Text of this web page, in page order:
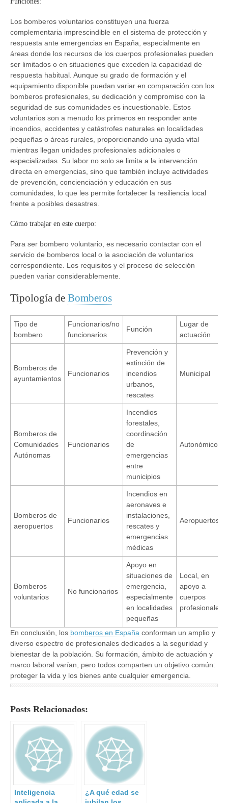
Los bomberos voluntarios constituyen una fuerza
complementaria imprescindible en el sistema de protección y
respuesta ante emergencias en España, especialmente en
áreas donde los recursos de los cuerpos profesionales pueden
ser limitados o en situaciones que exceden la capacidad de
respuesta habitual. Aunque su grado de formación y el
equipamiento disponible puedan variar en comparación con los
bomberos profesionales, su dedicación y compromiso con la
seguridad de sus comunidades es incuestionable. Estos
voluntarios son a menudo los primeros en responder ante
incendios, accidentes y catástrofes naturales en localidades
pequeñas o áreas rurales, proporcionando una ayuda vital
mientras llegan unidades profesionales adicionales o
especializadas. Su labor no solo se limita a la intervención
directa en emergencias, sino que también incluye actividades
de prevención, concienciación y educación en sus
comunidades, lo que les permite fortalecer la resiliencia local
frente a posibles desastres.
Cómo trabajar en este cuerpo:
Para ser bombero voluntario, es necesario contactar con el
servicio de bomberos local o la asociación de voluntarios
correspondiente. Los requisitos y el proceso de selección
pueden variar considerablemente.
Tipología de Bomberos
Tipo de
bombero
Funcionarios/no
funcionarios
Función
Lugar de
actuación
Bomberos de
ayuntamientos
Funcionarios
Prevención y
extinción de
incendios
urbanos,
rescates
Municipal
Bomberos de
Comunidades
Autónomas
Funcionarios
Incendios
forestales,
coordinación
de
emergencias
entre
municipios
Autonómico
Bomberos de
aeropuertos
Funcionarios
Incendios en
aeronaves e
instalaciones,
rescates y
emergencias
médicas
Aeropuertos
Bomberos
voluntarios
No funcionarios
Apoyo en
situaciones de
emergencia,
especialmente
en localidades
pequeñas
Local, en
apoyo a
cuerpos
profesionales
En conclusión, los bomberos en España conforman un amplio y
diverso espectro de profesionales dedicados a la seguridad y
bienestar de la población. Su formación, ámbito de actuación y
marco laboral varían, pero todos comparten un objetivo común:
proteger la vida y los bienes ante cualquier emergencia.
Posts Relacionados:
Inteligencia
¿A qué edad se